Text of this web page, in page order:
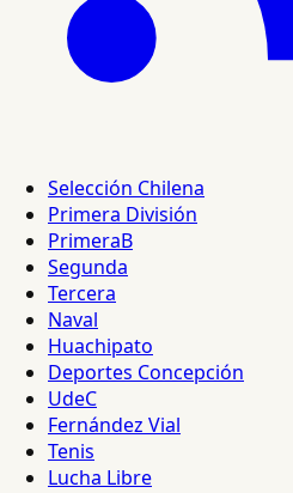
Selección Chilena
Primera División
PrimeraB
Segunda
Tercera
Naval
Huachipato
Deportes Concepción
UdeC
Fernández Vial
Tenis
Lucha Libre